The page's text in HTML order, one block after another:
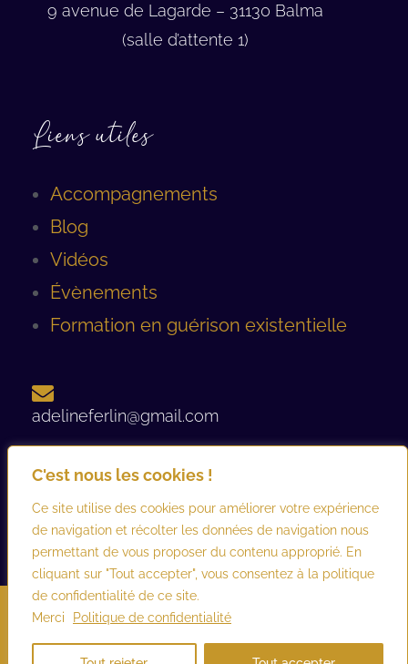
C'est nous les cookies !
Ce site utilise des cookies pour améliorer votre expérience
de navigation et récolter les données de navigation nous
permettant de vous proposer du contenu approprié. En
cliquant sur "Tout accepter", vous consentez à la politique
de confidentialité de ce site.
Merci
Politique de confidentialité
9 avenue de Lagarde – 31130 Balma
(salle d’attente 1)
Liens utiles
Accompagnements
Blog
Vidéos
Évènements
Formation en guérison existentielle
adelineferlin@gmail.com
06 08 93 12 44 ​
Conditions générales d’utilisation et de vente